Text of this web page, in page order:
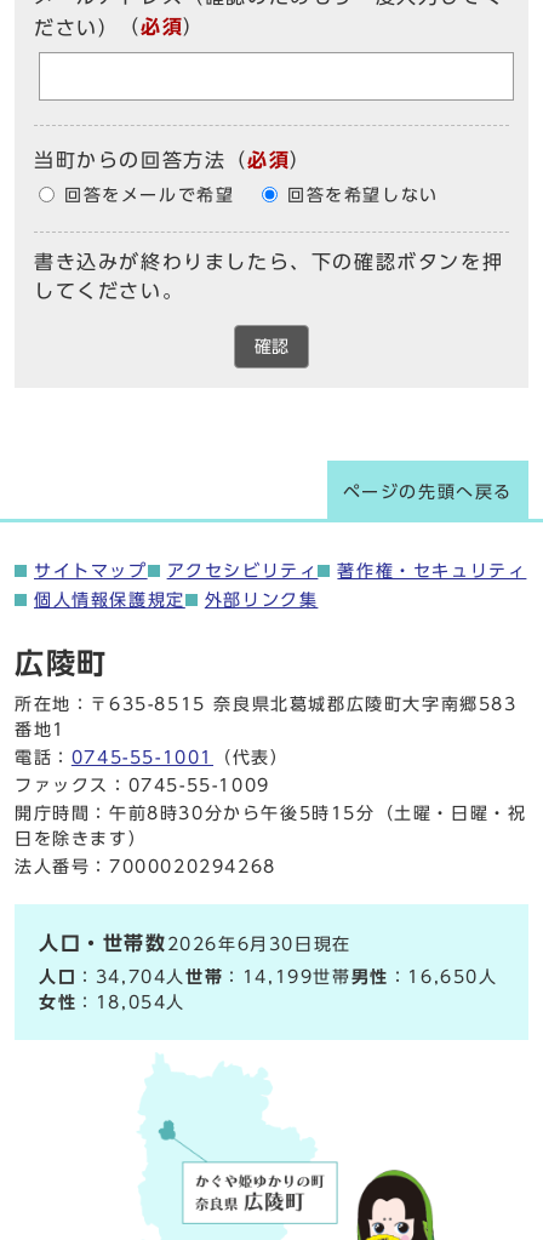
ださい）
（必須）
当町からの回答方法 （必須）
回答をメールで希望 回答を希望しない
書き込みが終わりましたら、下の確認ボタンを押
してください。
確認
ページの先頭へ戻る
サイトマップ アクセシビリティ
著作権・セキュリティ
個人情報保護規定
外部リンク集
広陵町
所在地：〒635-8515 奈良県北葛城郡広陵町大字南郷583
番地1
電話： 0745-55-1001
（代表）
ファックス：0745-55-1009
開庁時間：午前8時30分から午後5時15分（土曜・日曜・祝
日を除きます）
法人番号：7000020294268
人口・世帯数 2026年6月30日現在
人口
：34,704人世帯 ：14,199世帯男性 ：16,650人
女性 ：18,054人